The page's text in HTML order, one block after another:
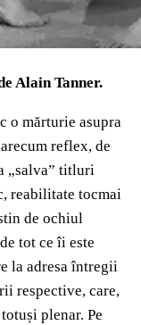
Alain Tanner.
o mărturie asupra
reflex, de
„salva” titluri
reabilitate tocmai
de ochiul
tot ce îi este
la adresa întregii
respective, care,
plenar. Pe